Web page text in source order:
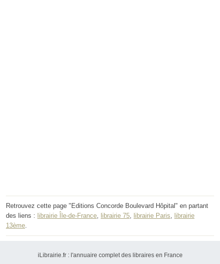
Retrouvez cette page "Editions Concorde Boulevard Hôpital" en partant
des liens : librairie Île-de-France, librairie 75, librairie Paris, librairie
13ème.
iLibrairie.fr : l'annuaire complet des libraires en France